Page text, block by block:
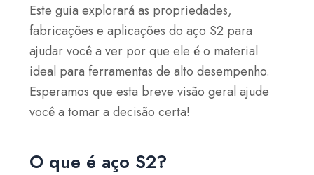
Este guia explorará as propriedades,
fabricações e aplicações do aço S2 para
ajudar você a ver por que ele é o material
ideal para ferramentas de alto desempenho.
Esperamos que esta breve visão geral ajude
você a tomar a decisão certa!
O que é aço S2?